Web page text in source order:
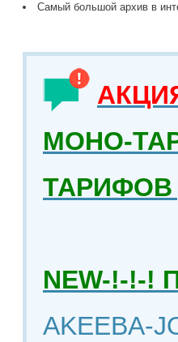
Самый большой архив в
МОНО-
ТАРИФОВ
NEW-!-!-
AKEEBA-